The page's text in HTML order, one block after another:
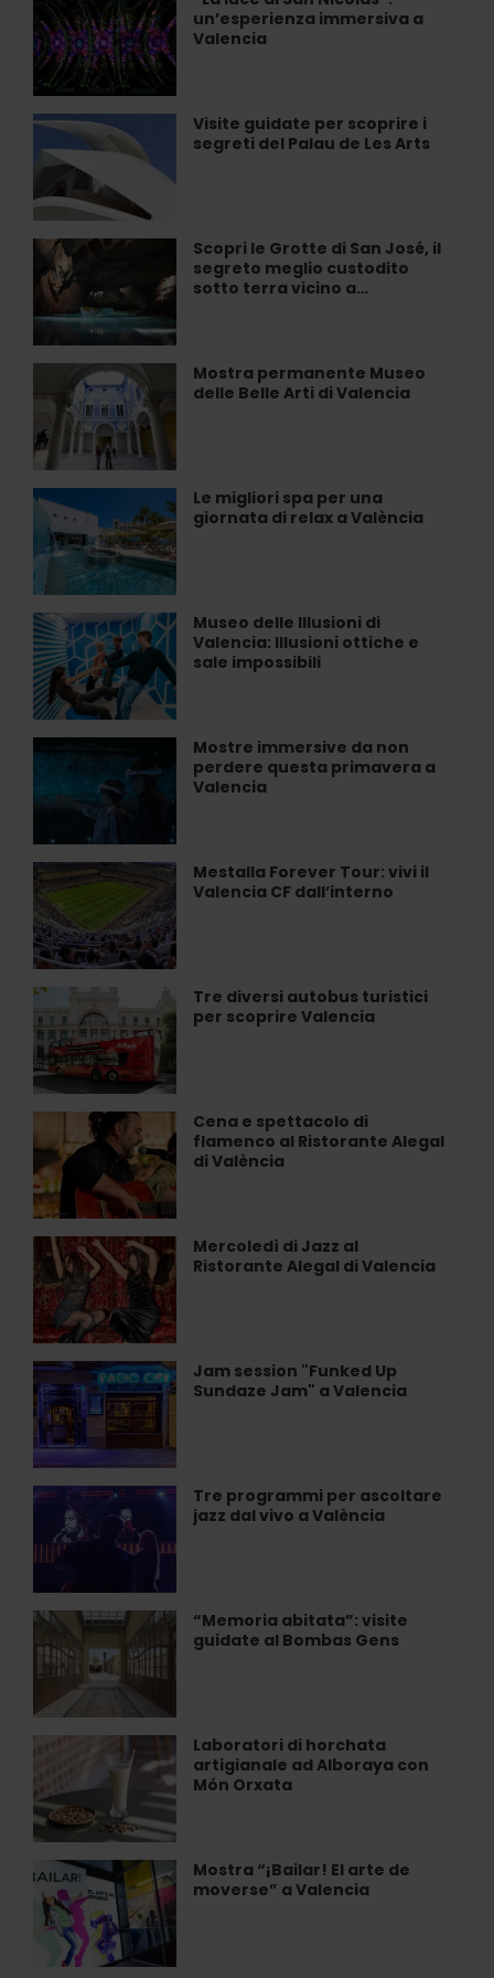
un’esperienza immersiva a
Valencia
luce
di
San
Nicolás”:
un’esperienza
immersiva
Valencia
Visite guidate per scoprire i
segreti del Palau de Les Arts
Visite
guidate
per
scoprire
i
segreti
del
Palau
de
Scopri le Grotte di San José, il
segreto meglio custodito
sotto terra vicino a…
Scopri
le
Grotte
di
San
José,
segreto
meglio
custodito
terra
vicino
a…
Mostra permanente Museo
delle Belle Arti di Valencia
Mostra
permanente
Museo
delle
Belle
Arti
Valencia
Le migliori spa per una
giornata di relax a València
Le
migliori
spa
per
una
giornata
di
relax
a
València
Museo delle Illusioni di
Valencia: Illusioni ottiche e
sale impossibili
Museo
delle
Illusioni
di
Valencia:
Illusioni
ottiche
sale
impossibili
Mostre immersive da non
perdere questa primavera a
Valencia
Mostre
immersive
da
perdere
questa
primavera
a
Valencia
Mestalla Forever Tour: vivi il
Valencia CF dall’interno
Mestalla
Forever
Tour:
vivi
il
Valencia
CF
dall’interno
Tre diversi autobus turistici
per scoprire Valencia
Tre
diversi
autobus
turistici
per
scoprire
Valencia
Cena e spettacolo di
flamenco al Ristorante Alegal
di València
e
spettacolo
di
flamenco
al
Ristorante
Alegal
di
València
Mercoledì di Jazz al
Ristorante Alegal di Valencia
Mercoledì
di
Jazz
al
Ristorante
Alegal
di
Valencia
Jam session "Funked Up
Sundaze Jam" a Valencia
Jam
session
"Funked
Up
Sundaze
Jam"
Valencia
Tre programmi per ascoltare
jazz dal vivo a València
Tre
programmi
per
ascoltare
jazz
dal
València
“Memoria abitata”: visite
guidate al Bombas Gens
“Memoria
abitata”:
visite
guidate
al
Bombas
Laboratori di horchata
artigianale ad Alboraya con
Món Orxata
Laboratori
horchata
artigianale
ad
Alboraya
con
Món
Orxata
Mostra “¡Bailar! El arte de
moverse” a Valencia
Mostra
“¡Bailar!
El
arte